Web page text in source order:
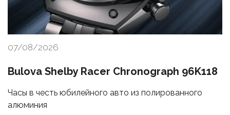
07/08/2026
Bulova Shelby Racer Chronograph 96K118
Часы в честь юбилейного авто из полированного
алюминия